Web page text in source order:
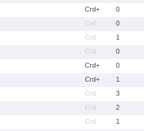
Crd+
0
Crd
0
Crd
1
Crd
0
Crd+
0
Crd+
1
Crd
3
Crd
2
Crd
1